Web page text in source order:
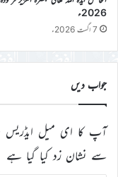
2026ء
7 اگست 2026ء
جواب دیں
آپ کا ای میل ایڈریس
سے نشان زد کیا گیا ہے